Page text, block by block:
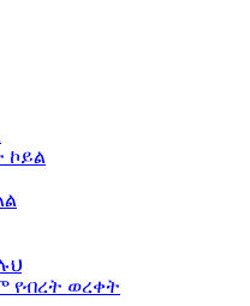
ኮይል
የብረት ወረቀት